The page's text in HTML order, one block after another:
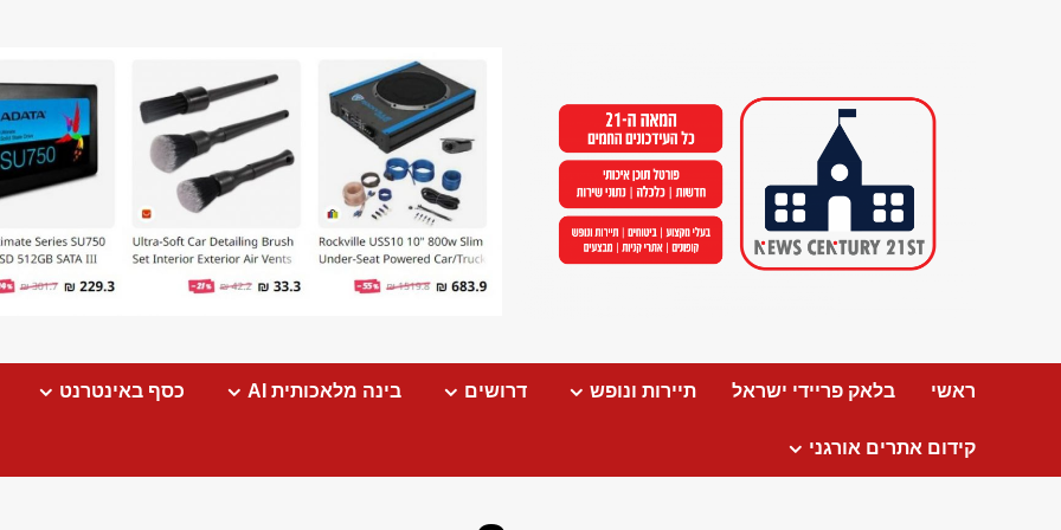
ראשי בלאק פריידי ישראל תיירות ונופש דרושים בינה מלאכותית AI כסף באינטרנט
קידום אתרים אורגני